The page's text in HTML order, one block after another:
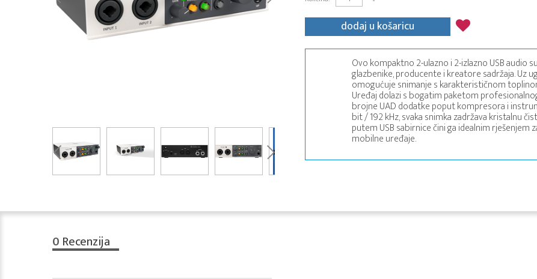
dodaj u košaricu
Ovo kompaktno 2-ulazno i 2-izlazno USB audio
glazbenike, producente i kreatore sadržaja. Uz
omogućuje snimanje s karakterističnom
Uređaj dolazi s bogatim paketom
brojne UAD dodatke poput kompresora i
bit / 192 kHz, svaka snimka zadržava kristalnu
putem USB sabirnice čini ga idealnim
mobilne uređaje.
0 Recenzija